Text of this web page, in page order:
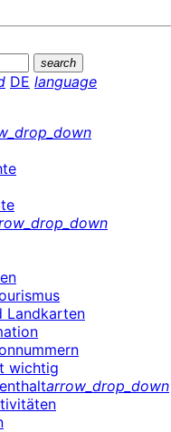
search
DE language
Landkarten
wichtig
arrow_drop_down